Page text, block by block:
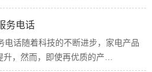
务电话
电话随着科技的不断进步，家电产品
升，然而，即使再优质的产…